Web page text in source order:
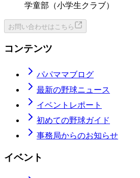
学童部（小学生クラブ）
お問い合わせはこちら
コンテンツ
パパママブログ
最新の野球ニュース
イベントレポート
初めての野球ガイド
事務局からのお知らせ
イベント